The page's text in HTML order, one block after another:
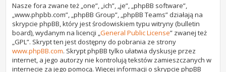
Nasze fora zwane też „one”, „ich”, „je”, „phpBB software”,
„www.phpbb.com”, „phpBB Group”, „phpBB Teams” działają na
skrypcie phpBB, który jest środowiskiem typu witryny (bulletin
board), wydanym na licencji „General Public License” zwanej też
„GPL”. Skrypt ten jest dostępny do pobrania ze strony
www.phpBB.com. Skrypt phpBB tylko ułatwia dyskusje przez
internet, a jego autorzy nie kontrolują tekstów zamieszczanych w
internecie za jego pomocą. Więcej informacji o skrypcie phpBB